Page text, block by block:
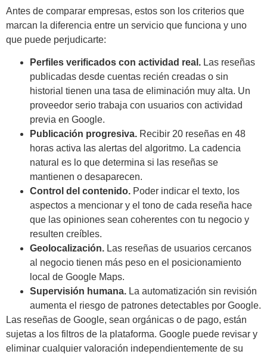
Antes de comparar empresas, estos son los criterios que
marcan la diferencia entre un servicio que funciona y uno
que puede perjudicarte:
Perfiles verificados con actividad real. Las reseñas
publicadas desde cuentas recién creadas o sin
historial tienen una tasa de eliminación muy alta. Un
proveedor serio trabaja con usuarios con actividad
previa en Google.
Publicación progresiva. Recibir 20 reseñas en 48
horas activa las alertas del algoritmo. La cadencia
natural es lo que determina si las reseñas se
mantienen o desaparecen.
Control del contenido. Poder indicar el texto, los
aspectos a mencionar y el tono de cada reseña hace
que las opiniones sean coherentes con tu negocio y
resulten creíbles.
Geolocalización. Las reseñas de usuarios cercanos
al negocio tienen más peso en el posicionamiento
local de Google Maps.
Supervisión humana. La automatización sin revisión
aumenta el riesgo de patrones detectables por Google.
Las reseñas de Google, sean orgánicas o de pago, están
sujetas a los filtros de la plataforma. Google puede revisar y
eliminar cualquier valoración independientemente de su